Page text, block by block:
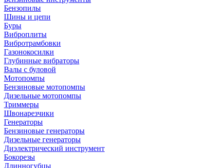
Бензопилы
Шины и цепи
Буры
Виброплиты
Вибротрамбовки
Газонокосилки
Глубинные вибраторы
Валы с буловой
Мотопомпы
Бензиновые мотопомпы
Дизельные мотопомпы
Триммеры
Швонарезчики
Генераторы
Бензиновые генераторы
Дизельные генераторы
Диэлектрический инструмент
Бокорезы
Длинногубцы